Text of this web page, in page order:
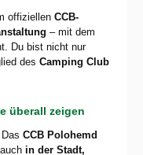
offiziellen CCB-
– mit dem
Du bist nicht nur
des Camping Club
überall zeigen
CCB Polohemd
in der Stadt,